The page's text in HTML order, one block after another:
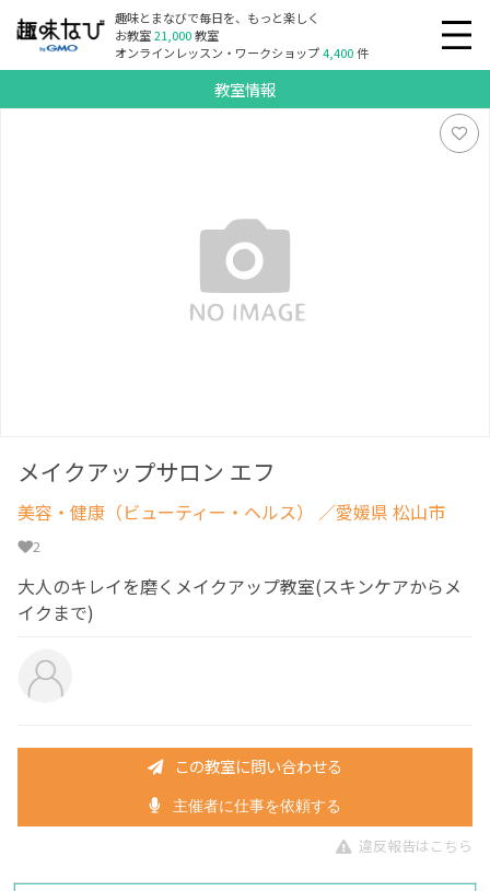
趣味とまなびで毎日を、もっと楽しく
お教室21,000教室
オンラインレッスン・ワークショップ4,400件
教室情報
メイクアップサロン エフ
美容・健康（ビューティー・ヘルス） ／愛媛県 松山市
2
大人のキレイを磨くメイクアップ教室(スキンケアからメ
イクまで)
この教室に問い合わせる
主催者に仕事を依頼する
違反報告はこちら